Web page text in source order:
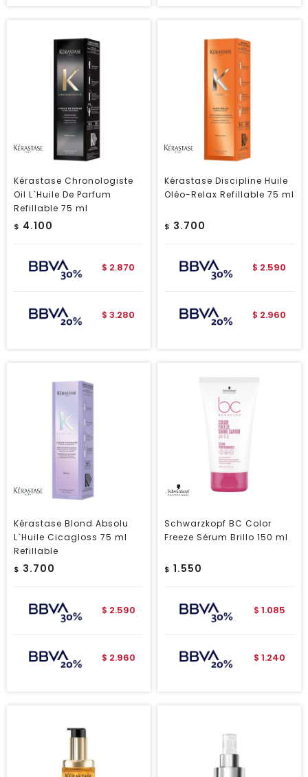
Kérastase Chronologiste
Oil L`Huile De Parfum
Refillable 75 ml
$ 4.100
$ 2.870
$ 3.280
Kérastase Discipline Huile
Oléo-Relax Refillable 75 ml
$ 3.700
$ 2.590
$ 2.960
Kérastase Blond Absolu
L`Huile Cicagloss 75 ml
Refillable
$ 3.700
$ 2.590
$ 2.960
Schwarzkopf BC Color
Freeze Sérum Brillo 150 ml
$ 1.550
$ 1.085
$ 1.240